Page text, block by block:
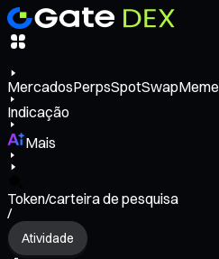
MercadosPerpsSpotSwapMeme
Indicação
Mais
Token/carteira de pesquisa
/
Atividade